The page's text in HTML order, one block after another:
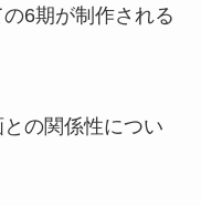
6期が制作される
の関係性につい